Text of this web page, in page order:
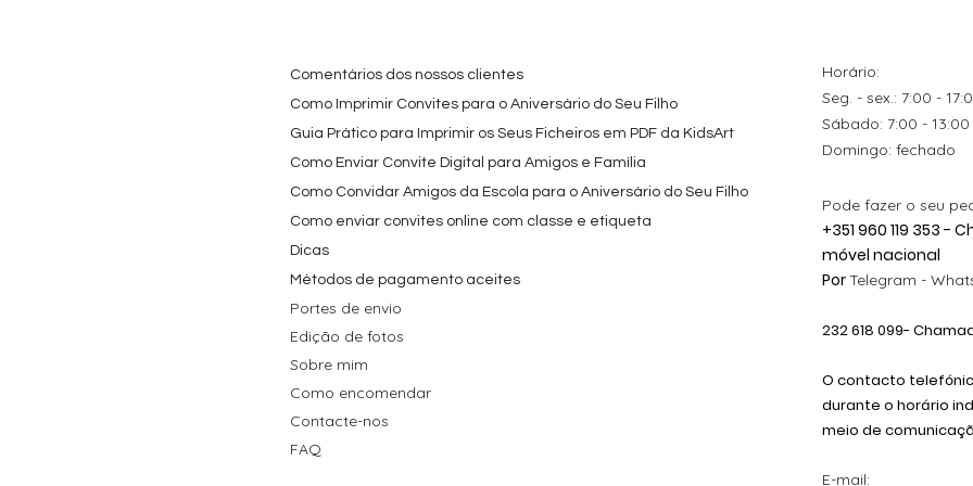
Preço
4,40 €
Comentários dos nossos clientes
Como Imprimir Convites para o Aniversário do Seu Filho
Guia Prático para Imprimir os Seus Ficheiros em PDF da KidsArt
Como Enviar Convite Digital para Amigos e Família
Como Convidar Amigos da Escola para o Aniversário do Seu Filho
Como enviar convites online com classe e etiqueta
Dicas
Métodos de pagamento aceites
Portes de envio
Edição de fotos
Sobre mim
Como encomendar
Contacte-nos
FAQ
Horário:
Seg. - sex.: 7:00 -
​​Sábado: 7:00 - 13:00
​Domingo: fechado
Pode fazer o seu
+351 960 119 353 -
móvel nacional
PorTelegram -
232 618 099-
O contacto
durante o horário
meio de
E-mail: